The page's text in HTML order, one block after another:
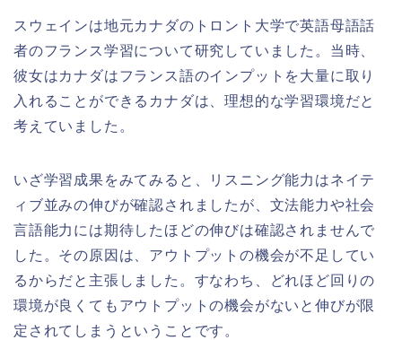
スウェインは地元カナダのトロント大学で英語母語話
者のフランス学習について研究していました。当時、
彼女はカナダはフランス語のインプットを大量に取り
入れることができるカナダは、理想的な学習環境だと
考えていました。
いざ学習成果をみてみると、リスニング能力はネイテ
ィブ並みの伸びが確認されましたが、文法能力や社会
言語能力には期待したほどの伸びは確認されませんで
した。その原因は、アウトプットの機会が不足してい
るからだと主張しました。すなわち、どれほど回りの
環境が良くてもアウトプットの機会がないと伸びが限
定されてしまうということです。